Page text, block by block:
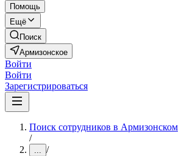
Помощь
Ещё
Поиск
Армизонское
Войти
Войти
Зарегистрироваться
Поиск сотрудников в Армизонском
/
... /